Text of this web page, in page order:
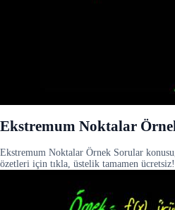
Ekstremum Noktalar
Ekstremum Noktalar Örnek Sorular
özetleri için tıkla, üstelik tamamen ücretsiz!